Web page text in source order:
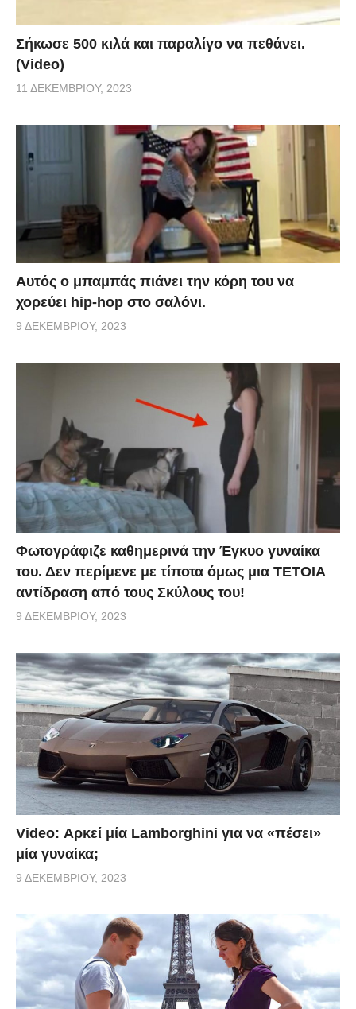
Σήκωσε 500 κιλά και παραλίγο να πεθάνει.
(Video)
11 ΔΕΚΕΜΒΡΊΟΥ, 2023
Αυτός ο μπαμπάς πιάνει την κόρη του να
χορεύει hip-hop στο σαλόνι.
9 ΔΕΚΕΜΒΡΊΟΥ, 2023
Φωτογράφιζε καθημερινά την Έγκυο γυναίκα
του. Δεν περίμενε με τίποτα όμως μια ΤΕΤΟΙΑ
αντίδραση από τους Σκύλους του!
9 ΔΕΚΕΜΒΡΊΟΥ, 2023
Video: Αρκεί μία Lamborghini για να «πέσει»
μία γυναίκα;
9 ΔΕΚΕΜΒΡΊΟΥ, 2023